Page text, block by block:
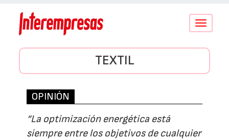
Conmutar
TEXTIL
OPINIÓN
“La optimización energética está
siempre entre los objetivos de cualquier